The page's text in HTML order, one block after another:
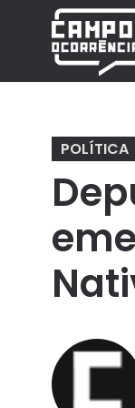
POLÍTICA